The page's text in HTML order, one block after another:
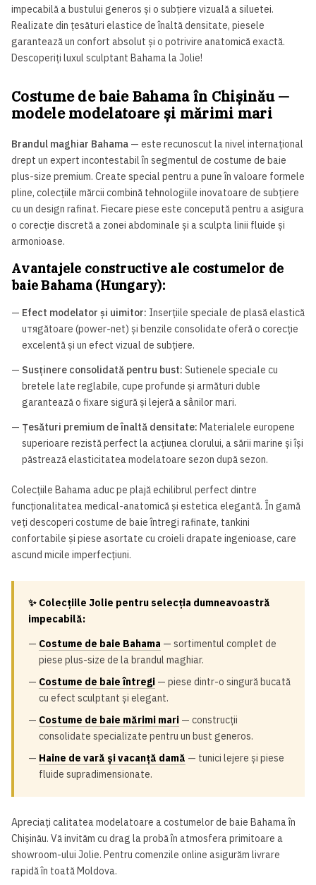
Costume de baie Bahama în Chișinău —
modele modelatoare și mărimi mari
Brandul maghiar Bahama — este recunoscut la nivel internațional
drept un expert incontestabil în segmentul de costume de baie
plus-size premium. Create special pentru a pune în valoare formele
pline, colecțiile mărcii combină tehnologiile inovatoare de subțiere
cu un design rafinat. Fiecare piese este concepută pentru a asigura
o corecție discretă a zonei abdominale și a sculpta linii fluide și
armonioase.
Avantajele constructive ale costumelor de
baie Bahama (Hungary):
— Efect modelator și uimitor: Inserțiile speciale de plasă elastică
uтяgătoare (power-net) și benzile consolidate oferă o corecție
excelentă și un efect vizual de subțiere.
— Susținere consolidată pentru bust: Sutienele speciale cu
bretele late reglabile, cupe profunde și armături duble
garantează o fixare sigură și lejeră a sânilor mari.
— Țesături premium de înaltă densitate: Materialele europene
superioare rezistă perfect la acțiunea clorului, a sării marine și își
păstrează elasticitatea modelatoare sezon după sezon.
Colecțiile Bahama aduc pe plajă echilibrul perfect dintre
funcționalitatea medical-anatomică și estetica elegantă. În gamă
veți descoperi costume de baie întregi rafinate, tankini
confortabile și piese asortate cu croieli drapate ingenioase, care
ascund micile imperfecțiuni.
✨ Colecțiile Jolie pentru selecția dumneavoastră
impecabilă:
— Costume de baie Bahama — sortimentul complet de
piese plus-size de la brandul maghiar.
— Costume de baie întregi — piese dintr-o singură bucată
cu efect sculptant și elegant.
— Costume de baie mărimi mari — construcții
consolidate specializate pentru un bust generos.
— Haine de vară și vacanță damă — tunici lejere și piese
fluide supradimensionate.
Apreciați calitatea modelatoare a costumelor de baie Bahama în
Chișinău. Vă invităm cu drag la probă în atmosfera primitoare a
showroom-ului Jolie. Pentru comenzile online asigurăm livrare
rapidă în toată Moldova.
impecabilă a bustului generos și o subțiere vizuală a siluetei.
Realizate din țesături elastice de înaltă densitate, piesele
garantează un confort absolut și o potrivire anatomică exactă.
Descoperiți luxul sculptant Bahama la Jolie!